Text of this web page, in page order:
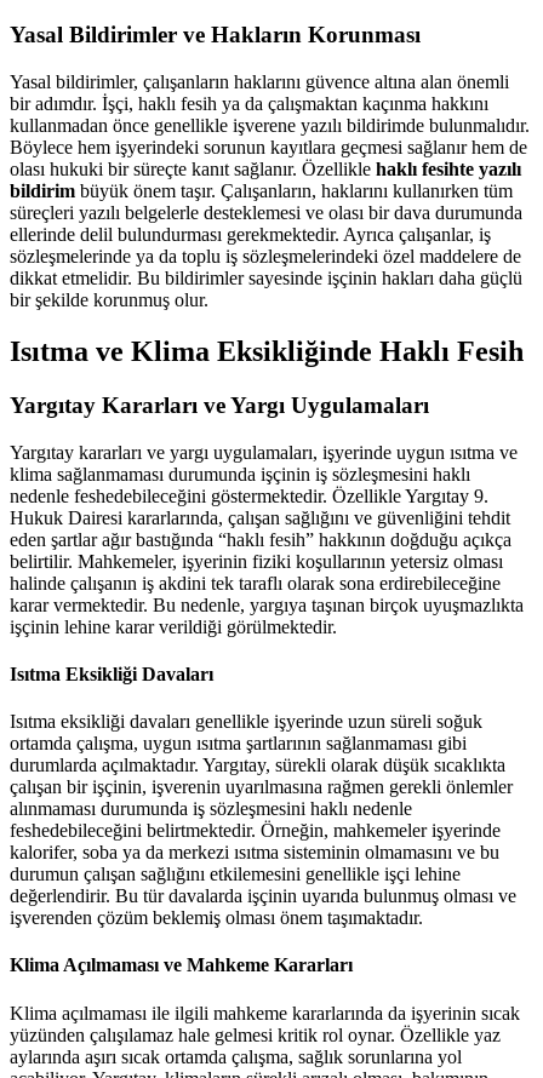
Yasal Bildirimler ve Hakların Korunması
Yasal bildirimler, çalışanların haklarını güvence altına alan önemli
bir adımdır. İşçi, haklı fesih ya da çalışmaktan kaçınma hakkını
kullanmadan önce genellikle işverene yazılı bildirimde bulunmalıdır.
Böylece hem işyerindeki sorunun kayıtlara geçmesi sağlanır hem de
olası hukuki bir süreçte kanıt sağlanır. Özellikle haklı fesihte yazılı
bildirim büyük önem taşır. Çalışanların, haklarını kullanırken tüm
süreçleri yazılı belgelerle desteklemesi ve olası bir dava durumunda
ellerinde delil bulundurması gerekmektedir. Ayrıca çalışanlar, iş
sözleşmelerinde ya da toplu iş sözleşmelerindeki özel maddelere de
dikkat etmelidir. Bu bildirimler sayesinde işçinin hakları daha güçlü
bir şekilde korunmuş olur.
Isıtma ve Klima Eksikliğinde Haklı Fesih
Yargıtay Kararları ve Yargı Uygulamaları
Yargıtay kararları ve yargı uygulamaları, işyerinde uygun ısıtma ve
klima sağlanmaması durumunda işçinin iş sözleşmesini haklı
nedenle feshedebileceğini göstermektedir. Özellikle Yargıtay 9.
Hukuk Dairesi kararlarında, çalışan sağlığını ve güvenliğini tehdit
eden şartlar ağır bastığında “haklı fesih” hakkının doğduğu açıkça
belirtilir. Mahkemeler, işyerinin fiziki koşullarının yetersiz olması
halinde çalışanın iş akdini tek taraflı olarak sona erdirebileceğine
karar vermektedir. Bu nedenle, yargıya taşınan birçok uyuşmazlıkta
işçinin lehine karar verildiği görülmektedir.
Isıtma Eksikliği Davaları
Isıtma eksikliği davaları genellikle işyerinde uzun süreli soğuk
ortamda çalışma, uygun ısıtma şartlarının sağlanmaması gibi
durumlarda açılmaktadır. Yargıtay, sürekli olarak düşük sıcaklıkta
çalışan bir işçinin, işverenin uyarılmasına rağmen gerekli önlemler
alınmaması durumunda iş sözleşmesini haklı nedenle
feshedebileceğini belirtmektedir. Örneğin, mahkemeler işyerinde
kalorifer, soba ya da merkezi ısıtma sisteminin olmamasını ve bu
durumun çalışan sağlığını etkilemesini genellikle işçi lehine
değerlendirir. Bu tür davalarda işçinin uyarıda bulunmuş olması ve
işverenden çözüm beklemiş olması önem taşımaktadır.
Klima Açılmaması ve Mahkeme Kararları
Klima açılmaması ile ilgili mahkeme kararlarında da işyerinin sıcak
yüzünden çalışılamaz hale gelmesi kritik rol oynar. Özellikle yaz
aylarında aşırı sıcak ortamda çalışma, sağlık sorunlarına yol